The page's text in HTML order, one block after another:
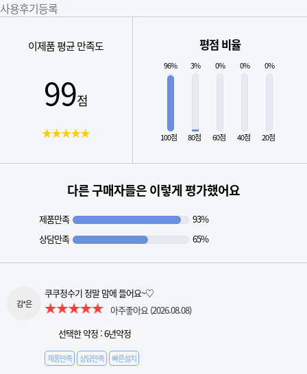
사용후기등록
이제품 평균 만족도
99점
★★★★★
평점 비율
96%
100점
3%
80점
0%
60점
0%
40점
0%
20점
다른 구매자들은 이렇게 평가했어요
제품만족
93%
상담만족
65%
김*은
쿠쿠정수기 정말 맘에 들어요~♡
아주좋아요(2026.08.08)
선택한 약정 : 6년약정
제품만족 상담만족 빠른설치